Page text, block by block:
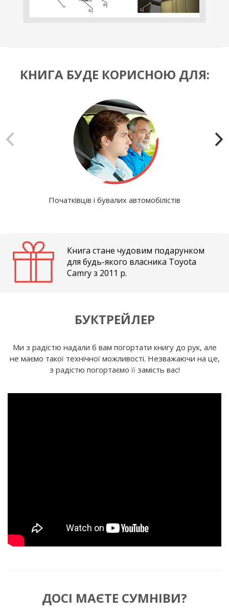
КНИГА БУДЕ КОРИСНОЮ ДЛЯ:
Початківців і бувалих автомобілістів
Книга стане чудовим подарунком
для будь-якого власника Toyota
Camry з 2011 р.
БУКТРЕЙЛЕР
Ми з радістю надали б вам погортати книгу до рук, але
не маємо такої технічної можливості. Незважаючи на це,
з радістю погортаємо її замість вас!
ДОСІ МАЄТЕ СУМНІВИ?